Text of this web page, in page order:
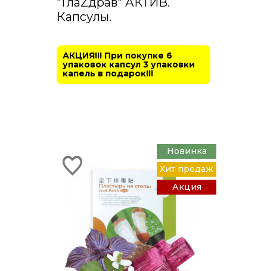
Капсулы.
АКЦИЯ!!! При покупке 6
упаковок капсул 3 упаковки
капель в подарок!!!
Новинка
Хит продаж
Акция